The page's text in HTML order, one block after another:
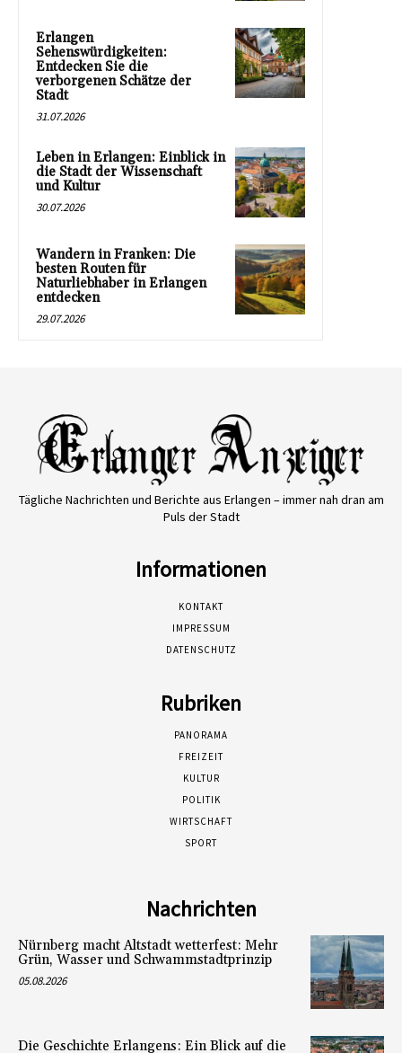
Erlangen
Sehenswürdigkeiten:
Entdecken Sie die
verborgenen Schätze der
Stadt
31.07.2026
Leben in Erlangen: Einblick in
die Stadt der Wissenschaft
und Kultur
30.07.2026
Wandern in Franken: Die
besten Routen für
Naturliebhaber in Erlangen
entdecken
29.07.2026
Tägliche Nachrichten und Berichte aus Erlangen – immer nah dran am
Puls der Stadt
Informationen
KONTAKT
IMPRESSUM
DATENSCHUTZ
Rubriken
PANORAMA
FREIZEIT
KULTUR
POLITIK
WIRTSCHAFT
SPORT
Nachrichten
Nürnberg macht Altstadt wetterfest: Mehr
Grün, Wasser und Schwammstadtprinzip
05.08.2026
Die Geschichte Erlangens: Ein Blick auf die